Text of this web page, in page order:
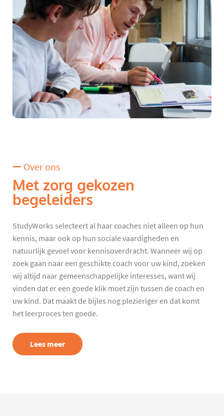
Over ons
Met zorg gekozen
begeleiders
StudyWorks selecteert al haar coaches niet alleen op hun
kennis, maar ook op hun sociale vaardigheden en
natuurlijk gevoel voor kennisoverdracht. Wanneer wij op
zoek gaan naar een geschikte coach voor uw kind, zoeken
wij altijd naar gemeenschappelijke interesses, want wij
vinden dat er een goede klik moet zijn tussen de coach en
uw kind. Dat maakt de bijles nog plezieriger en dat komt
het leerproces ten goede.
Lees meer